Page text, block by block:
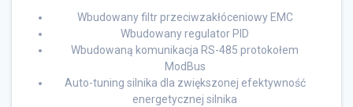
Wbudowany filtr przeciwzakłóceniowy EMC
Wbudowany regulator PID
Wbudowaną komunikacja RS-485 protokołem
ModBus
Auto-tuning silnika dla zwiększonej efektywność
energetycznej silnika